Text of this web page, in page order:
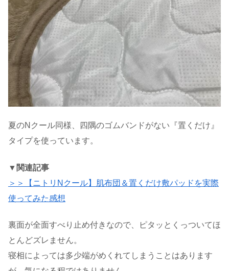
夏のNクール同様、四隅のゴムバンドがない『置くだけ』
タイプを使っています。
▼関連記事
＞＞【ニトリNクール】肌布団＆置くだけ敷パッドを実際
使ってみた感想
裏面が全面すべり止め付きなので、ピタッとくっついてほ
とんどズレません。
寝相によっては多少端がめくれてしまうことはあります